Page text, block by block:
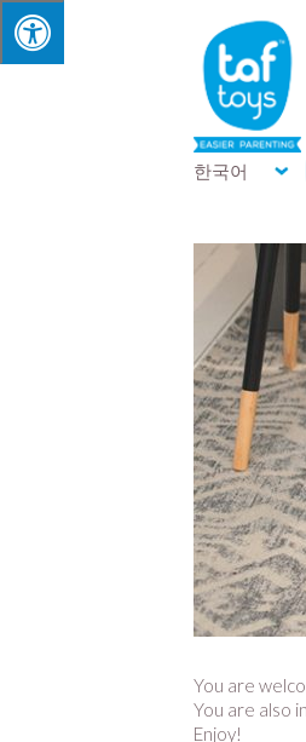
한국어
You are
You are also
Enjoy!